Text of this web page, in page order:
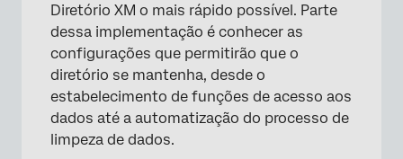
Diretório XM o mais rápido possível. Parte
dessa implementação é conhecer as
configurações que permitirão que o
diretório se mantenha, desde o
estabelecimento de funções de acesso aos
dados até a automatização do processo de
limpeza de dados.